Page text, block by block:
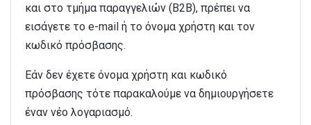
και στο τμήμα παραγγελιών (B2B), πρέπει να
εισάγετε το e-mail ή το όνομα χρήστη και τον
κωδικό πρόσβασης.
Εάν δεν έχετε όνομα χρήστη και κωδικό
πρόσβασης τότε παρακαλούμε να δημιουργήσετε
έναν νέο λογαριασμό.